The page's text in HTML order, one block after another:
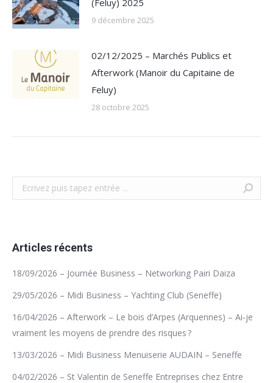
9 décembre 2025
02/12/2025 – Marchés Publics et
Afterwork (Manoir du Capitaine de
Feluy)
28 octobre 2025
Recherche
Articles récents
18/09/2026 – Journée Business – Networking Pairi Daiza
29/05/2026 – Midi Business – Yachting Club (Seneffe)
16/04/2026 – Afterwork – Le bois d’Arpes (Arquennes) – Ai‑je
vraiment les moyens de prendre des risques ?
13/03/2026 – Midi Business Menuiserie AUDAIN – Seneffe
04/02/2026 – St Valentin de Seneffe Entreprises chez Entre